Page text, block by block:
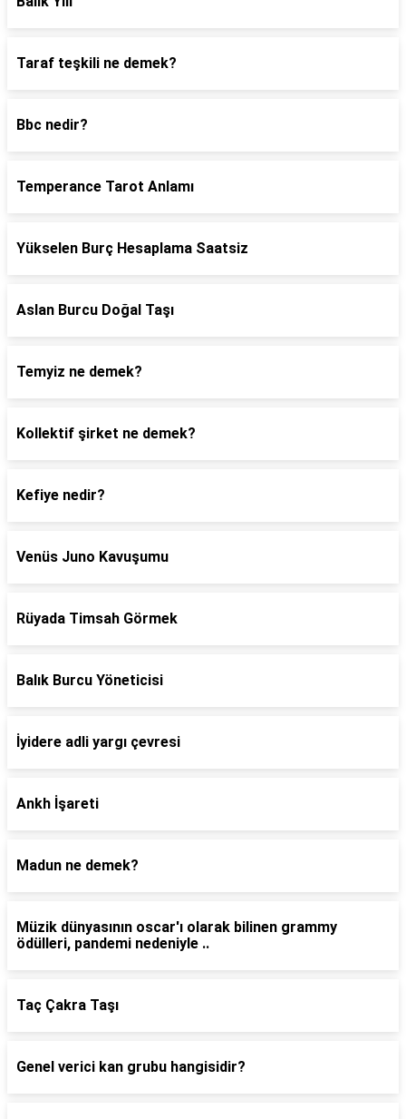
Taraf teşkili ne demek?
Bbc nedir?
Temperance Tarot Anlamı
Yükselen Burç Hesaplama Saatsiz
Aslan Burcu Doğal Taşı
Temyiz ne demek?
Kollektif şirket ne demek?
Kefiye nedir?
Venüs Juno Kavuşumu
Rüyada Timsah Görmek
Balık Burcu Yöneticisi
İyidere adli yargı çevresi
Ankh İşareti
Madun ne demek?
Müzik dünyasının oscar'ı olarak bilinen grammy
ödülleri, pandemi nedeniyle ..
Taç Çakra Taşı
Genel verici kan grubu hangisidir?